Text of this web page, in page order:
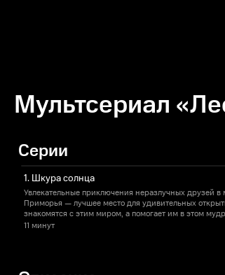
Мультсериал
Серии
1. Шкура солнца
Увлекательные приключения неразлучных друзей в
Приморья — лучшее место для удивительных
знакомятся с этим миром, а помогает им в этом
друзьям легенды о крае: о жгучем солнце, о
11 минут